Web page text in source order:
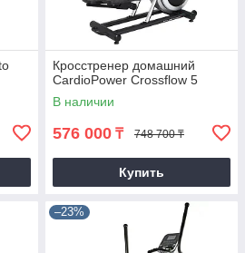
Кросстренер домашний
CardioPower Crossflow 5
В наличии
576 000 ₸ 748 700 ₸
Купить
–23%